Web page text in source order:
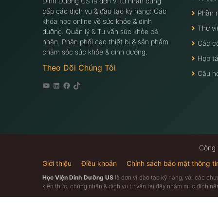
cấp các dịch vụ & đào tạo kỹ năng: Các
khóa học online về sức khỏe & dinh
dưỡng. Quản lý & Tư vấn sức khỏe cá
nhân. Phân phối các thiết bị & sản phẩm
chăm sóc sức khỏe & dinh dưỡng.
Theo Dõi Chúng Tôi
Youtube
Linkedin
Facebook
Tiktok
Phần
Thư
Các
Hợp
Câu
Công
Giới thiệu
Điều khoản Chính sách bảo mật thông
Học Viện Dinh Dưỡng USlà dơn vị đào tạo kỹ năng, với các
kiến thức, chứng nhận & dịch vụ tư vấn tại đây nhằm mục đích